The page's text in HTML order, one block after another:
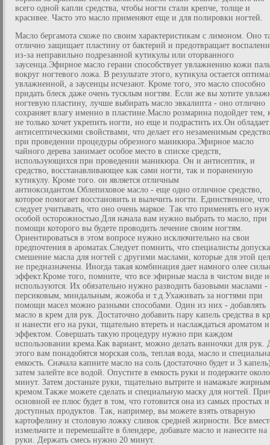
всего одной капли средства, чтобы ногти стали крепче, толще и
красивее. Часто это масло применяют еще и для полировки ногтей.
Масло бергамота схоже по своим характеристикам с лимоном. Оно
отлично защищает пластину от бактерий и предотвращает
из-за неправильно подрезанной кутикулы или оторванного
заусенца.Эфирное масло герани способствует увлажнению кожи
вокруг ногтевого ложа. В результате этого, кутикула остается
увлажненной, а заусенцы исчезают. Кроме того, это масло способно
придать блеск даже очень тусклым ногтям. Если же вы хотите
ногтевую пластину, лучше выбирать масло эвкалипта - оно отлично
сохраняет влагу именно в пластине.Масло розмарина подойдет тем,
не только хочет укрепить ногти, но еще и подрастить их.Он обладает
антисептическими свойствами, что делает его незаменимым
при проведении процедуры обрезного маникюра.Эфирное масло
чайного дерева занимает особое место в списке средств,
использующихся при проведении маникюра. Он и антисептик, и
средство, восстанавливающее как сами ногти, так и пораненную
кутикулу. Кроме того. он является отличным
антиоксидантом.Облепиховое масло - еще одно отличное средство,
которое помогает восстановить и вылечить ногти. Единственное, что
следует учитывать, что оно очень маркое. Так что применять его
особой осторожностью.Для начала вам нужно выбрать то масло, при
помощи которого вы будете проводить лечение своим ногтям.
Ориентироваться в этом вопросе нужно исключительно на свои
предпочтения в ароматах.Следует помнить, что специалисты
смешение масла для ногтей с другими маслами, которые для этой
не предназначены. Иногда такая комбинация дает намного олее
эффект.Кроме того, помните, что все эфирные масла в чистом виде
используются. Их обязательно нужно разводить базовыми маслами -
персиковым, миндальным, жожоба и т.д.Ухаживать за ногтями при
помощи масел можно разными способами. Один из них - добавлять
масло в крем для рук. Достаточно добавить пару капель средства в
и нанести его на руки, тщательно втереть и наслаждаться ароматом и
эффектом. Совершать такую процедуру нужно при каждом
использовании крема.Как вариант, можно делать ванночки для рук.
этого вам понадобятся морская соль, теплая вода, масло и
емкость. Сначала капните масло на соль (достаточно будет и 3
затем залейте все водой. Опустите в емкость руки и подержите
минут. Затем достаньте руки, тщательно вытрите и намажьте жирным
кремом.Также можете сделать и специальную маску для ногтей.
основной ее плюс будет в том, что готовится она из самых простых и
доступных продуктов. Так, например, вы можете взять отварную
картофелину и столовую ложку сливок средней жирности. Все
измельчите и перемешайте в блендере, добавьте масло и нанесите на
руки. Держать смесь нужно 20 минут.